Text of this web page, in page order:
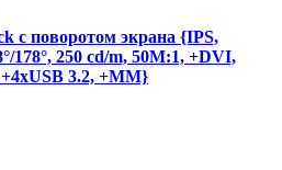
с поворотом экрана {IPS,
178°, 250 cd/m, 50M:1, +DVI,
3.2, +MM}